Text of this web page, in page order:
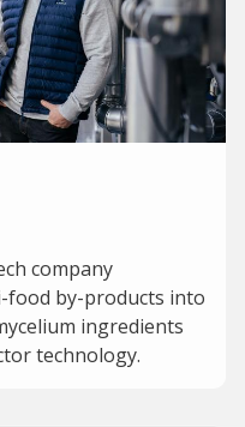
company
food by-products into
ingredients
technology.